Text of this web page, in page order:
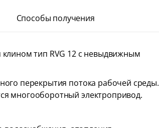
Способы получения
тип RVG 12 с невыдвижным
перекрытия потока рабочей среды.
многооборотный электропривод.